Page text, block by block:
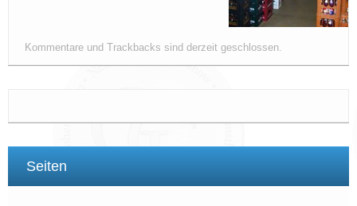
Kommentare und Trackbacks sind derzeit geschlossen.
Seiten